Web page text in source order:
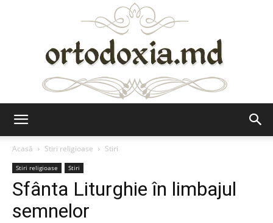
Acasă
Stiri religioase Stiri
Stiri religioase Stiri
Sfânta Liturghie în limbajul
semnelor